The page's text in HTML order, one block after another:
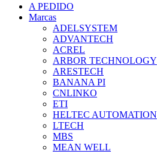
A PEDIDO
Marcas
ADELSYSTEM
ADVANTECH
ACREL
ARBOR TECHNOLOGY
ARESTECH
BANANA PI
CNLINKO
ETI
HELTEC AUTOMATION
LTECH
MBS
MEAN WELL